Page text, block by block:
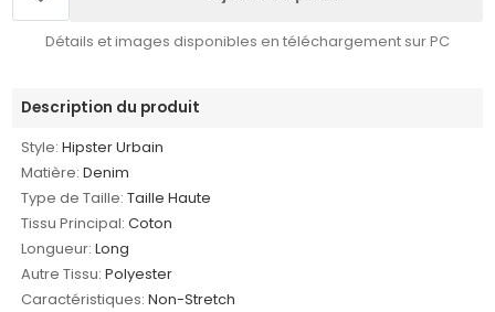
Détails et images disponibles en téléchargement sur PC
Description du produit
Style: Hipster Urbain
Matière: Denim
Type de Taille: Taille Haute
Tissu Principal: Coton
Longueur: Long
Autre Tissu: Polyester
Caractéristiques: Non-Stretch